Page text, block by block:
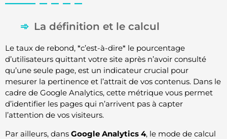
La définition et le calcul
Le taux de rebond, *c’est-à-dire* le pourcentage
d’utilisateurs quittant votre site après n’avoir consulté
qu’une seule page, est un indicateur crucial pour
mesurer la pertinence et l’attrait de vos contenus. Dans le
cadre de Google Analytics, cette métrique vous permet
d’identifier les pages qui n’arrivent pas à capter
l’attention de vos visiteurs.
Par ailleurs, dans Google Analytics 4, le mode de calcul